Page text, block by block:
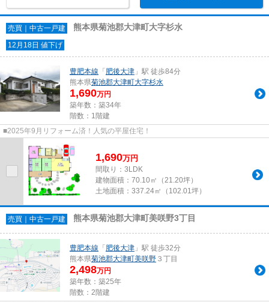
売買｜中古一戸建 熊本県菊池郡大津町大字杉水
12月18日 値下げ
豊肥本線 「 肥後大津 」駅 徒歩84分
熊本県菊池郡大津町大字杉水
1,690万円
築年数：築34年
階数：1階建
■2025年9月リフォーム済！人気の平屋住宅！
1,690万円
間取り：3LDK
建物面積： 70.10㎡（21.20坪）
土地面積： 337.24㎡（102.01坪）
売買｜中古一戸建 熊本県菊池郡大津町美咲野3丁目
豊肥本線 「 肥後大津 」駅 徒歩32分
熊本県菊池郡大津町美咲野 ３丁目
2,498万円
築年数：築25年
階数：2階建